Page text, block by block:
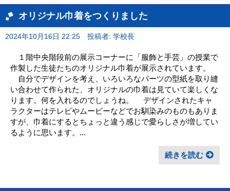
オリジナル巾着をつくりました
2024年10月16日 22:25 投稿者: 学校長
１階中央階段前の展示コーナーに「服飾と手芸」の授業で
作製した生徒たちのオリジナル巾着が展示されています。
自分でデザインを考え、いろいろなパーツの型紙を取り縫
い合わせて作られた、オリジナルの巾着は見ていて楽しくな
ります。何を入れるのでしょうね。 デザインされたキャ
ラクターはテレビやムービーなどでお馴染みのものもありま
すが、巾着にするとちょっと違う感じで愛らしさが増してい
るように思います。...
続きを読む